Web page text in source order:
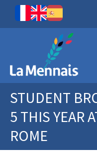
STUDENT
5 THIS YEAR
ROME